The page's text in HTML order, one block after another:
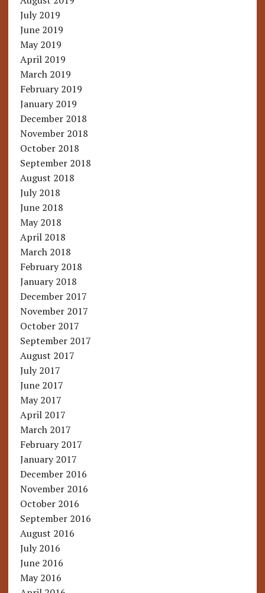
July 2019
June 2019
May 2019
April 2019
March 2019
February 2019
January 2019
December 2018
November 2018
October 2018
September 2018
August 2018
July 2018
June 2018
May 2018
April 2018
March 2018
February 2018
January 2018
December 2017
November 2017
October 2017
September 2017
August 2017
July 2017
June 2017
May 2017
April 2017
March 2017
February 2017
January 2017
December 2016
November 2016
October 2016
September 2016
August 2016
July 2016
June 2016
May 2016